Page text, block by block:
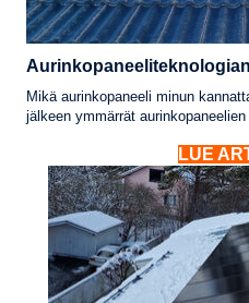
Mikä aurinkopaneeli minun
jälkeen ymmärrät
LUE